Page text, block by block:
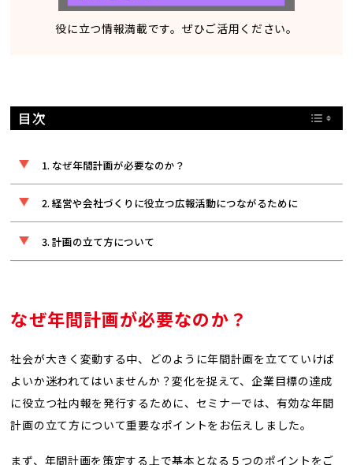
役に立つ情報満載です。ぜひご活用ください。
目次
なぜ年間計画が必要なのか？
経営や会社づくりに役立つ広報活動につながるために
計画の立て方について
なぜ年間計画が必要なのか？
社会が大きく変動する中、どのように年間計画を立てていけば
よいか迷われてはいませんか？変化を捉えて、企業目標の達成
に役立つ社内報を発行するために、セミナーでは、有効な年間
計画の立て方について重要なポイントをお伝えしました。
まず、年間計画を策定する上で基本となる５つのポイントをご